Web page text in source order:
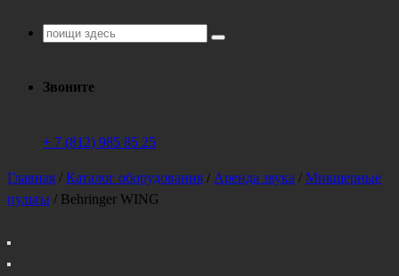
Поиск
Звоните
+ 7 (812) 985 85 25
Главная / Каталог оборудования / Аренда звука / Микшерные
пульты / Behringer WING